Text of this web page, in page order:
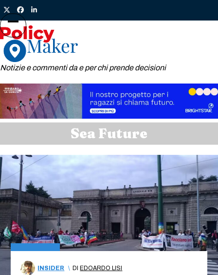
Skip
to
content
TwitterFacebook
LinkedIn
Notizie e commenti da e per chi prende decisioni
Open
mobile
menu
Close
mobile
menu
Sea Future
INSIDER \ DIEDOARDO LISI